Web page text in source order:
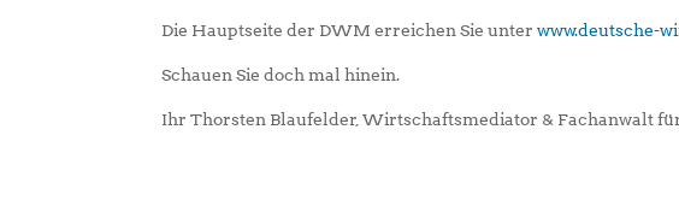
Die Hauptseite der DWM erreichen Sie unterwww.deutsche-
Schauen Sie doch mal hinein.
Ihr Thorsten Blaufelder, Wirtschaftsmediator & Fachanwalt